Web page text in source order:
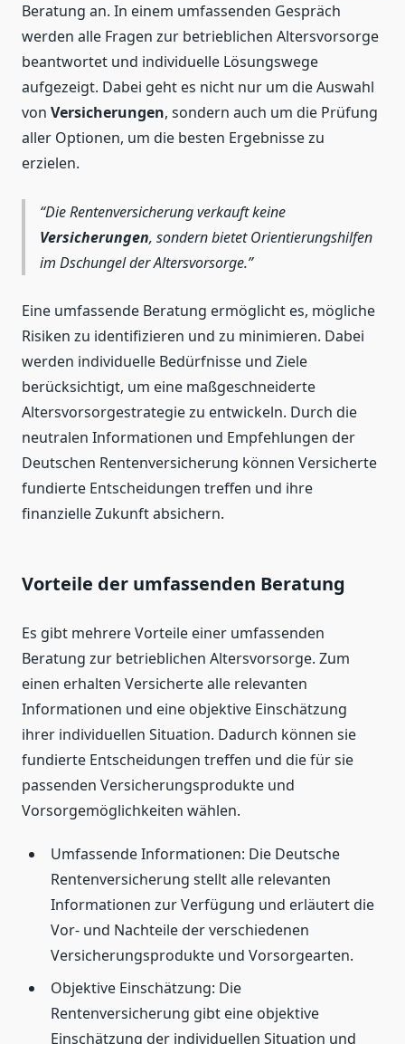
Beratung an. In einem umfassenden Gespräch
werden alle Fragen zur betrieblichen Altersvorsorge
beantwortet und individuelle Lösungswege
aufgezeigt. Dabei geht es nicht nur um die Auswahl
von Versicherungen, sondern auch um die Prüfung
aller Optionen, um die besten Ergebnisse zu
erzielen.
Die Rentenversicherung verkauft keine
Versicherungen, sondern bietet Orientierungshilfen
im Dschungel der Altersvorsorge.
Eine umfassende Beratung ermöglicht es, mögliche
Risiken zu identifizieren und zu minimieren. Dabei
werden individuelle Bedürfnisse und Ziele
berücksichtigt, um eine maßgeschneiderte
Altersvorsorgestrategie zu entwickeln. Durch die
neutralen Informationen und Empfehlungen der
Deutschen Rentenversicherung können Versicherte
fundierte Entscheidungen treffen und ihre
finanzielle Zukunft absichern.
Vorteile der umfassenden Beratung
Es gibt mehrere Vorteile einer umfassenden
Beratung zur betrieblichen Altersvorsorge. Zum
einen erhalten Versicherte alle relevanten
Informationen und eine objektive Einschätzung
ihrer individuellen Situation. Dadurch können sie
fundierte Entscheidungen treffen und die für sie
passenden Versicherungsprodukte und
Vorsorgemöglichkeiten wählen.
Umfassende Informationen: Die Deutsche
Rentenversicherung stellt alle relevanten
Informationen zur Verfügung und erläutert die
Vor- und Nachteile der verschiedenen
Versicherungsprodukte und Vorsorgearten.
Objektive Einschätzung: Die
Rentenversicherung gibt eine objektive
Einschätzung der individuellen Situation und